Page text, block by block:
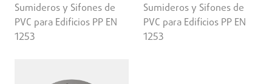
Sumideros y Sifones de
PVC para Edificios PP EN
1253
Sumideros y Sifones de
PVC para Edificios PP EN
1253